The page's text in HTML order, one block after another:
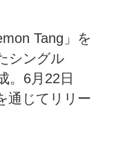
Tang」を
シングル
。6月22日
通じてリリー